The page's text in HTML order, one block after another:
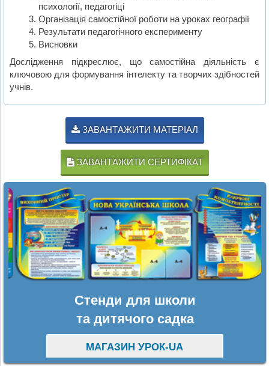
психології, педагогіці
Організація самостійної роботи на уроках географії
Результати педагогічного експерименту
Висновки
Дослідження підкреслює, що самостійна діяльність є
ключовою для формування інтелекту та творчих здібностей
учнів.
ЗАВАНТАЖИТИ МАТЕРІАЛ
ЗАВАНТАЖИТИ СЕРТИФІКАТ
Стенди для школи
та дитячого садка
МАГАЗИН УРОК-UA